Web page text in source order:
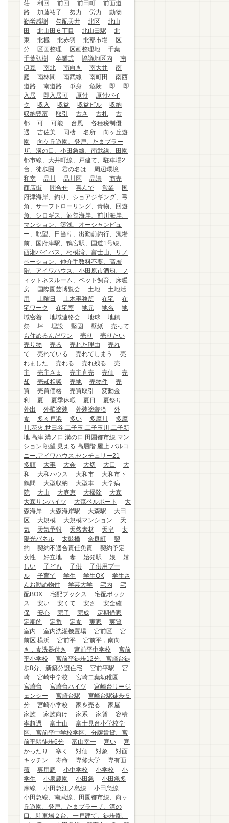
荘
利回 前回 前田町
前面道
路
加藤祐子 努力 労力
動物
勤労感謝
勾配天井 北区
北山
田
北山田６丁目 北山田駅
北
東
北極 北赤羽 北部市場
区
分
区画整理 区画整理地
千葉
千葉弘樹
卒業式 協議地区内
南
伊豆
南北 南向き 南大井
南
庭
南林間 南武線 南町田
南西
道路
南道路 単身 危険 即
即
入居
即入居可 原付
原付バイ
ク
収入 収益 収益ビル
収納
収納豊富
取引 古さ 古札
古
都
可 可能 台風
各種税制優
遇
吉佐美 同棲 名所
向ヶ丘遊
園
向ケ丘遊園、登戸、たまプラー
ザ、溝の口、小田急線、南武線、田園
都市線、大井町線、戸建て、駐車場2
台、徒歩圏
君の名は
周辺環境
和室
品川 品川区 品濃
商売
商店街
問合せ 喜んで 営業
国
府津海岸、釣り、ショアジギング、弓
角、サーフトローリング、青物、回遊
魚、シロギス、酒匂海岸、前川海岸、
マンション、築浅、オーシャンビュ
ー、眺望、日当り、出勤前釣行、漁場
前、国府津駅、鴨宮駅、国道1号線、
西湘バイパス、相模湾、富士山、リノ
ベーション、仲介手数料不要、高層
階、アイワハウス、小田原市酒匂、フ
ィットネスルーム、ペット飼育、床暖
房
国際園芸博覧会 土地
土地活
用
土曜日 土木事務所 在宅
在
宅ワーク
在宅率 地元 地名
地
域密着
地域連絡会 地球
地鎮
祭
坪 埋設 堅固 壁紙
売って
も住めるんだワン
売り
売りたい
売り物
売る 売れた理由
売れ
て
売れている 売れてしまう
売
れました
売れる 売れ残る
売
主
売主さま 売主直売 売価
売
却
売却相談 売地 売物件
売
買
売買価格 売買取引
変動金
利
夏 夏季休暇 夏日
夏祭り
外出
外壁塗装 外装塗装済
外
食
多々戸浜 多い 多摩川
多摩
川.花火.世田谷.二子玉.二子玉川.二子新
地.高津.溝ノ口.溝の口.田園都市線.マン
ション.眺望.見える.高層階.屋上.バルコ
ニー.アイワハウス.センチュリー21
多頭
大事 大会 大切 大口
大
和
大和ハウス 大和市
大和市下
鶴間
大型収納 大型車
大学病
院
大山 大庭恵 大掃除
大森
大森サンハイツ
大森ベルポート
大
森海岸
大森海岸駅 大森駅
大田
区
大規模 大規模マンション
天
気
天気予報 天然素材 天皇
太
陽光パネル
太鼓橋 奈良町
契
約
契約不適合責任免責
契約予定
女性
好立地 妻 始発駅 娘
嬉
しい
子ども 子供
子供用プー
ル
子育て 学生 学生OK
学生さ
んお勧め物件
学芸大学 宅内
宅
配BOX
宅配ブックス
宅配ボック
ス
安い 安くて 安さ
安全確
保
安心 完了 完成
定期借家
定期的
定番 定食 実家
実質
室内
室内洗濯機置場 宮前区
宮
前区.横浜
宮前平
宮前平，南向
き，食洗器付き
宮前平中学校
宮前
平小学校
宮前平徒歩12分、宮崎台徒
歩8分、新築分譲住宅
宮前平駅
宮
崎
宮崎中学校
宮崎二葉幼稚園
宮崎台
宮崎台ハイツ
宮崎台リージ
ェンシー
宮崎台駅
宮崎台駅徒歩５
分
宮崎小学校 家を売る
家屋
家族
家族向け 家系 家賃
容積
率超過
富士山
富士見台小学校学
区、宮前平中学校学区、分譲賃貸、宮
前平駅徒歩6分
富山幸一 寒い
寒
かったり
寒く 対価 対象
対面
キッチン
寿命 専修大学
専有面
積
専用庭 小中学校 小学校
小
学生
小泉農園 小田急
小田急多
摩線
小田急江ノ島線
小田急線
小田急線、南武線、田園都市線、向ヶ
丘遊園、登戸、たまプラーザ、溝の
口、駐車場２台、一戸建て、徒歩圏、